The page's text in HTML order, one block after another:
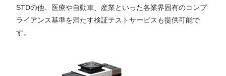
STDの他、医療や自動車、産業といった各業界固有のコンプ
ライアンス基準を満たす検証テストサービスも提供可能で
す。